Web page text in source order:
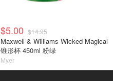
$5.00 $14.95
Maxwell & Williams Wicked Magical
锥形杯 450ml 粉绿
Myer